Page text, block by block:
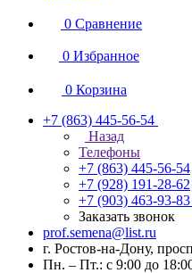
0 Сравнение
0 Избранное
0 Корзина
+7 (863) 445-56-54
Назад
Телефоны
+7 (863) 445-56-54
+7 (928) 191-28-62
+7 (903) 463-93-83
Заказать звонок
prof.semena@list.ru
г. Ростов-на-Дону,
Пн. – Пт.: с 9:00 до